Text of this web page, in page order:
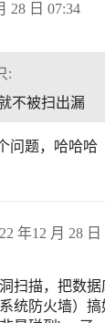
28 日 07:34
:
不被扫出漏
问题，哈哈哈
年12 月 28 日
扫描，把数
统防火墙）